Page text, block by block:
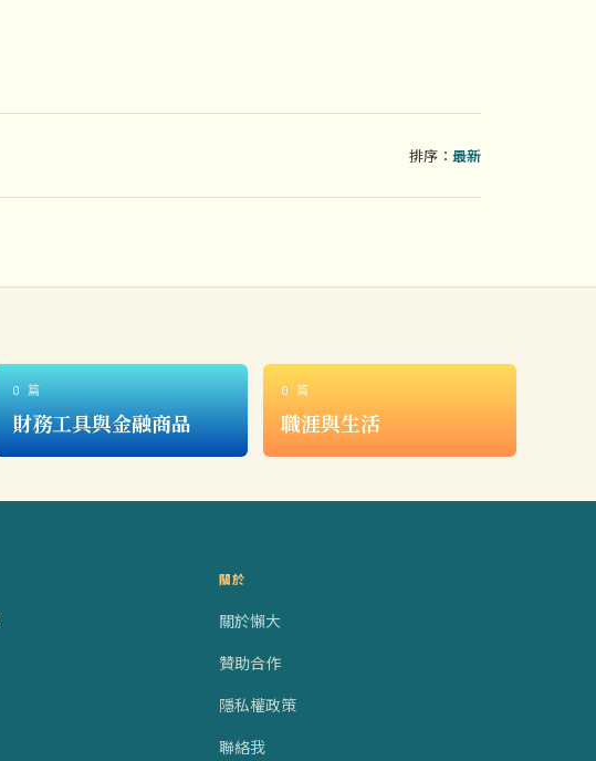
排序： 最新
0 篇
財務工具與金融商品
0 篇
職涯與生活
關於
關於懶大
贊助合作
隱私權政策
聯絡我